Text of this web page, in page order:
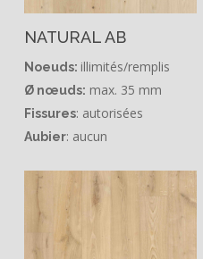
NATURAL AB
Noeuds: illimités/remplis
Ø nœuds: max. 35 mm
Fissures: autorisées
Aubier: aucun